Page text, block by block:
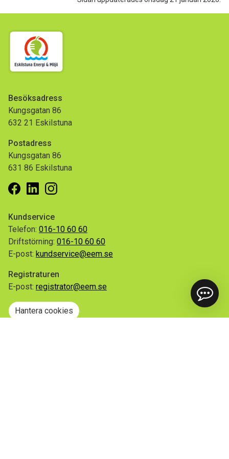
Besöksadress
Kungsgatan 86
632 21 Eskilstuna
Postadress
Kungsgatan 86
631 86 Eskilstuna
Facebook
LinkedinInstagram
Kundservice
Telefon: 016-10 60 60
Driftstörning: 016-10 60 60
E-post: kundservice@eem.se
Registraturen
E-post: registrator@eem.se
Hantera cookies